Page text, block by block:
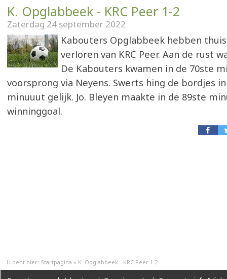
K. Opglabbeek - KRC Peer 1-2
Zaterdag 24 september 2022
Kabouters Opglabbeek hebben
verloren van KRC Peer. Aan de rust
De Kabouters kwamen in de 70ste
voorsprong via Neyens. Swerts hing de bordjes
minuuut gelijk. Jo. Bleyen maakte in de 89ste
winninggoal.
U bent hier: Startpagina » K. Opglabbeek - KRC Peer 1-2